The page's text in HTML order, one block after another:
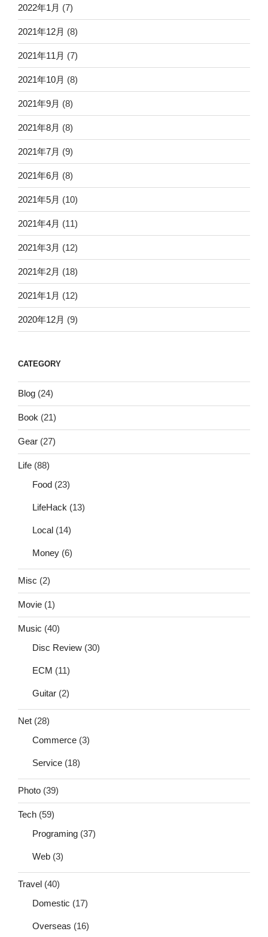
2022年1月 (7)
2021年12月 (8)
2021年11月 (7)
2021年10月 (8)
2021年9月 (8)
2021年8月 (8)
2021年7月 (9)
2021年6月 (8)
2021年5月 (10)
2021年4月 (11)
2021年3月 (12)
2021年2月 (18)
2021年1月 (12)
2020年12月 (9)
CATEGORY
Blog (24)
Book (21)
Gear (27)
Life (88)
Food (23)
LifeHack (13)
Local (14)
Money (6)
Misc (2)
Movie (1)
Music (40)
Disc Review (30)
ECM (11)
Guitar (2)
Net (28)
Commerce (3)
Service (18)
Photo (39)
Tech (59)
Programing (37)
Web (3)
Travel (40)
Domestic (17)
Overseas (16)